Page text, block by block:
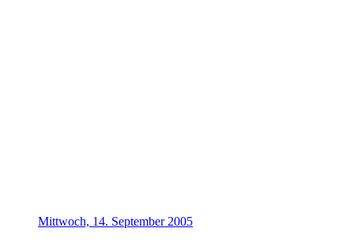
Mittwoch, 14. September 2005